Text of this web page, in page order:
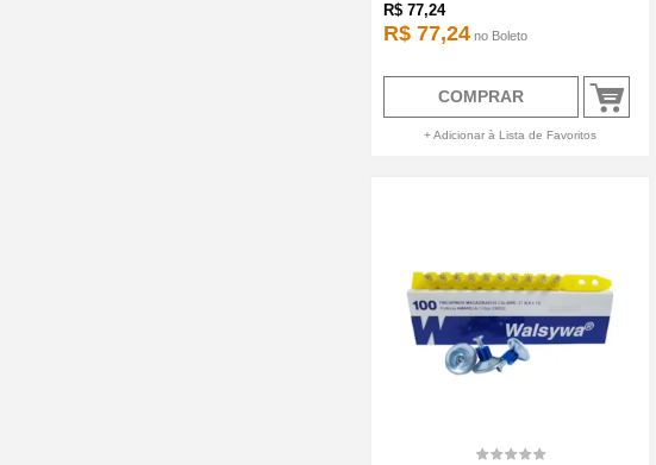
R$ 77,24
R$ 77,24 no Boleto
COMPRAR
+ Adicionar à Lista de Favoritos